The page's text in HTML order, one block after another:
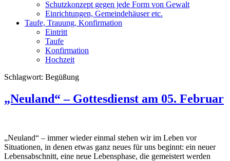
Schutzkonzept gegen jede Form von Gewalt
Einrichtungen, Gemeindehäuser etc.
Taufe, Trauung, Konfirmation
Eintritt
Taufe
Konfirmation
Hochzeit
Schlagwort: Begüßung
„Neuland“ – Gottesdienst am 05. Februar
„Neuland“ – immer wieder einmal stehen wir im Leben vor
Situationen, in denen etwas ganz neues für uns beginnt: ein neuer
Lebensabschnitt, eine neue Lebensphase, die gemeistert werden